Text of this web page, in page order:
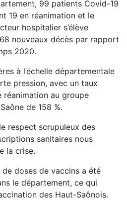
99 patients Covid-19
19 en réanimation et le
hospitalier s’élève
nouveaux décès par rapport
2020.
à l’échelle départementale
pression, avec un taux
réanimation au groupe
de 158 %.
respect scrupuleux des
sanitaires nous
la crise.
doses de vaccins a été
le département, ce qui
des Haut-Saônois.